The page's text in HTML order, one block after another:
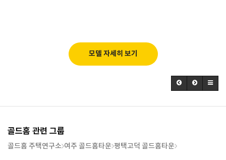
모델 자세히 보기
골드홈 관련 그룹
골드홈 주택연구소 여주 골드홈타운 평택고덕 골드홈타운